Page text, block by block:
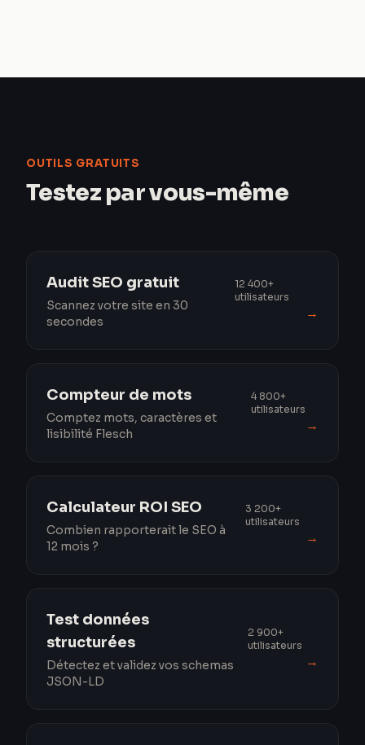
OUTILS GRATUITS
Testez par vous-même
Audit SEO gratuit
Scannez votre site en 30
secondes
12 400+
utilisateurs
→
Compteur de mots
Comptez mots, caractères et
lisibilité Flesch
4 800+
utilisateurs
→
Calculateur ROI SEO
Combien rapporterait le SEO à
12 mois ?
3 200+
utilisateurs
→
Test données
structurées
Détectez et validez vos schemas
JSON-LD
2 900+
utilisateurs
→